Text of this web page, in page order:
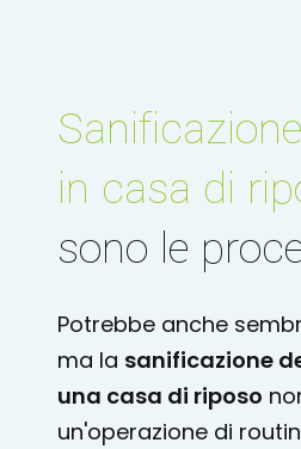
in casa di
sono le
Potrebbe anche
ma la sanificazione
una casa di riposo
un'operazione di